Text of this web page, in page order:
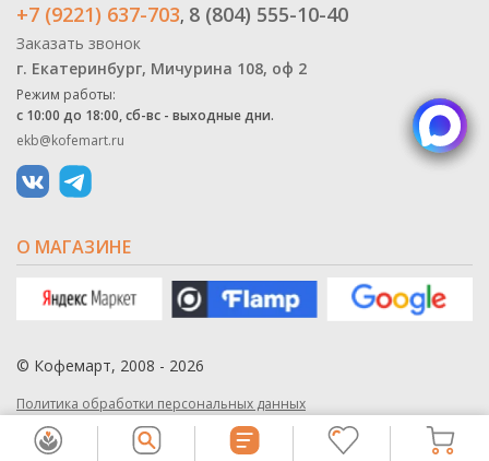
+7 (9221) 637-703, 8 (804) 555-10-40
Заказать звонок
г. Екатеринбург, Мичурина 108, оф 2
Режим работы:
с 10:00 до 18:00, сб-вс - выходные дни.
ekb@kofemart.ru
О МАГАЗИНЕ
© Кофемарт, 2008 - 2026
Политика обработки персональных данных